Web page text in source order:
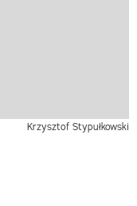
Krzysztof Stypułkowski